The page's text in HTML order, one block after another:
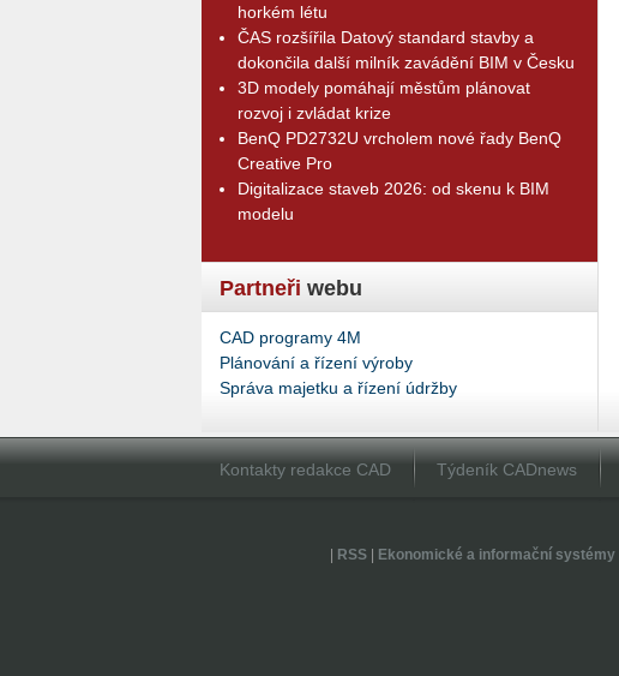
horkém létu
ČAS rozšířila Datový standard stavby a
dokončila další milník zavádění BIM v Česku
3D modely pomáhají městům plánovat
rozvoj i zvládat krize
BenQ PD2732U vrcholem nové řady BenQ
Creative Pro
Digitalizace staveb 2026: od skenu k BIM
modelu
Partneři webu
CAD programy 4M
Plánování a řízení výroby
Správa majetku a řízení údržby
Kontakty redakce CAD Týdeník CADnews
RSS| Ekonomické a informační systémy|